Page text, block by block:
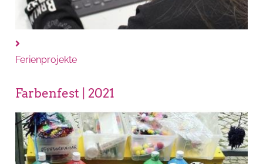
Ferienprojekte
Farbenfest | 2021